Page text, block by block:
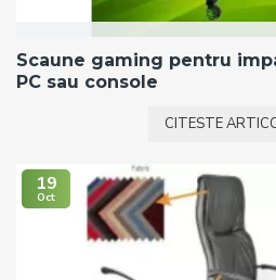
Scaune gaming pentru
PC sau console
CITESTE
19
Oct